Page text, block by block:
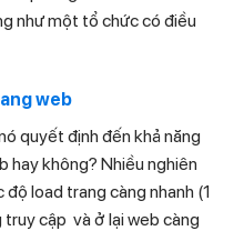
như một tổ chức có điều
web
quyết định đến khả năng
hay không? Nhiều nghiên
load trang càng nhanh (1
truy cập và ở lại web càng